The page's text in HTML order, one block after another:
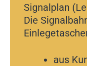
Signalplan
Die
aus